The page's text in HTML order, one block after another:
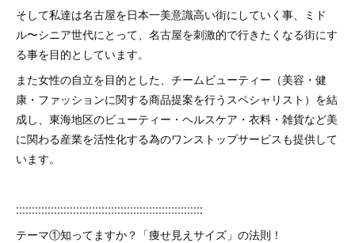
そして私達は名古屋を日本一美意識高い街にしていく事、ミド
ル〜シニア世代にとって、名古屋を刺激的で行きたくなる街にす
る事を目的としています。
また女性の自立を目的とした、チームビューティー（美容・健
康・ファッションに関する商品提案を行うスペシャリスト）を結
成し、東海地区のビューティー・ヘルスケア・衣料・雑貨など美
に関わる産業を活性化する為のワンストップサービスも提供して
います。
:::::::::::::::::::::::::::::::::::::::::::::::::::::::::::
テーマ①知ってますか？「痩せ見えサイズ」の法則！